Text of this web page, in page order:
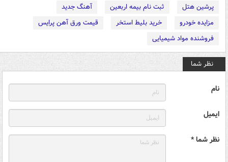
پرشین هتل
ثبت نام بیمه اربعین
آهنگ جدید
مزایده خودرو
خرید بلیط استخر
قیمت ورق آهن پرایس
فروشنده مواد شیمیایی
نظر شما
نام
ایمیل
نظر شما *